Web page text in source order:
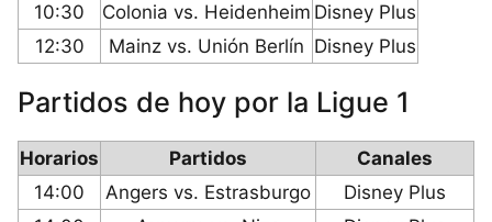
10:30
Colonia vs. Heidenheim Disney Plus
12:30
Mainz vs. Unión Berlín Disney Plus
Partidos de hoy por la Ligue 1
Horarios Partidos
Canales
14:00
Angers vs. Estrasburgo
Disney Plus